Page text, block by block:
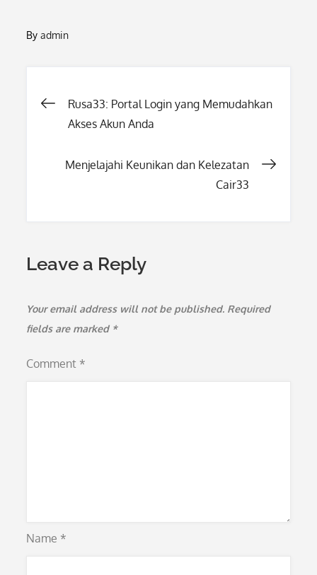
Byadmin
Post
Rusa33: Portal Login yang Memudahkan
Akses Akun Anda
Menjelajahi Keunikan dan Kelezatan
Cair33
Leave a Reply
Your email address will not be published. Required
fields are marked *
Comment *
Name *